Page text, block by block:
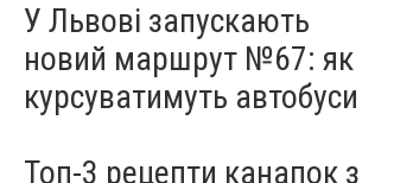
У Львові запускають
новий маршрут №67: як
курсуватимуть автобуси
Топ-3 рецепти канапок з